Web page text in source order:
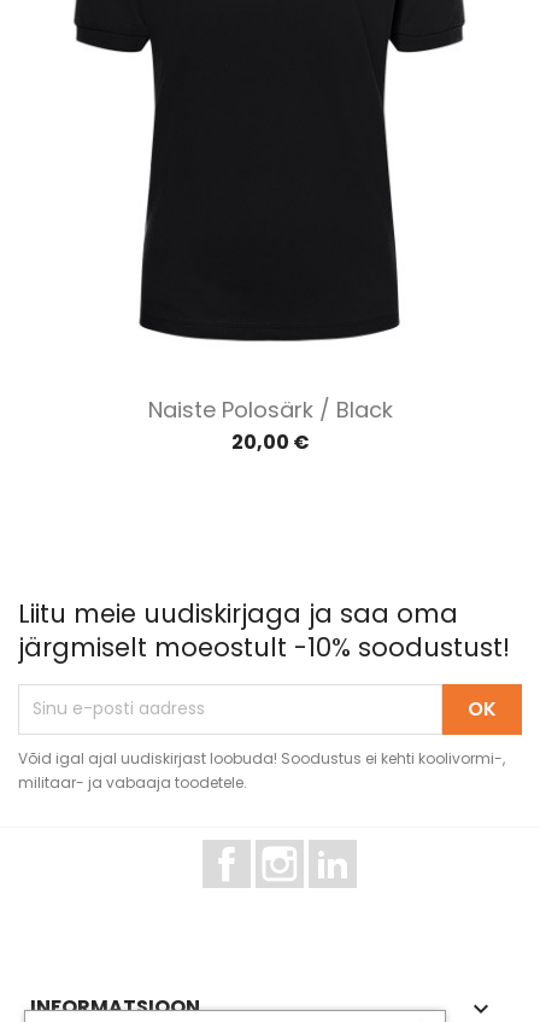
Naiste Polosärk / Black
20,00 €
Liitu meie uudiskirjaga ja saa oma
järgmiselt moeostult -10% soodustust!
Võid igal ajal uudiskirjast loobuda! Soodustus ei kehti koolivormi-,
militaar- ja vabaaja toodetele.
INFORMATSIOON 